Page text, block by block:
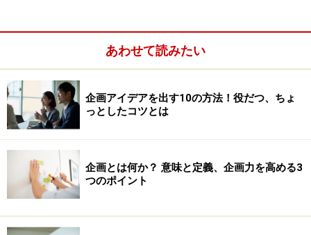
アーカーのベネフィット分類
そして、アーカーは「機能的なベネフィットではなく、
あわせて読みたい
企画アイデアを出す10の方法！役だつ、ちょ
っとしたコツとは
企画とは何か？ 意味と定義、企画力を高める3
つのポイント